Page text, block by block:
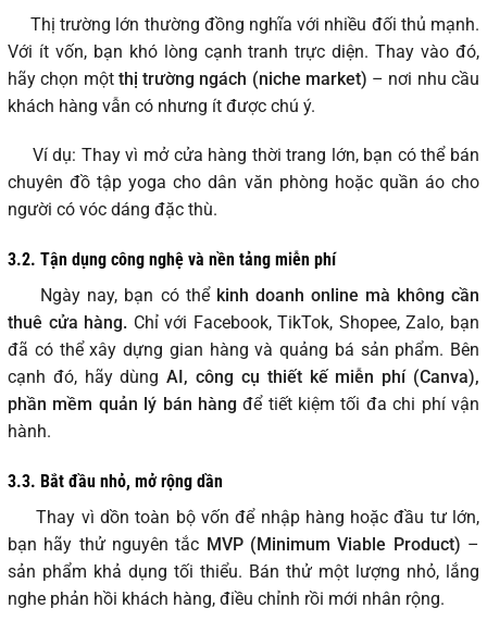
Thị trường lớn thường đồng nghĩa với nhiều đối thủ mạnh.
Với ít vốn, bạn khó lòng cạnh tranh trực diện. Thay vào đó,
hãy chọn một thị trường ngách (niche market) – nơi nhu cầu
khách hàng vẫn có nhưng ít được chú ý.
Ví dụ: Thay vì mở cửa hàng thời trang lớn, bạn có thể bán
chuyên đồ tập yoga cho dân văn phòng hoặc quần áo cho
người có vóc dáng đặc thù.
3.2. Tận dụng công nghệ và nền tảng miễn phí
Ngày nay, bạn có thể kinh doanh online mà không cần
thuê cửa hàng. Chỉ với Facebook, TikTok, Shopee, Zalo, bạn
đã có thể xây dựng gian hàng và quảng bá sản phẩm. Bên
cạnh đó, hãy dùngAI, công cụ thiết kế miễn phí (Canva),
phần mềm quản lý bán hàng để tiết kiệm tối đa chi phí vận
hành.
3.3. Bắt đầu nhỏ, mở rộng dần
Thay vì dồn toàn bộ vốn để nhập hàng hoặc đầu tư lớn,
bạn hãy thử nguyên tắc MVP (Minimum Viable Product) –
sản phẩm khả dụng tối thiểu. Bán thử một lượng nhỏ, lắng
nghe phản hồi khách hàng, điều chỉnh rồi mới nhân rộng.